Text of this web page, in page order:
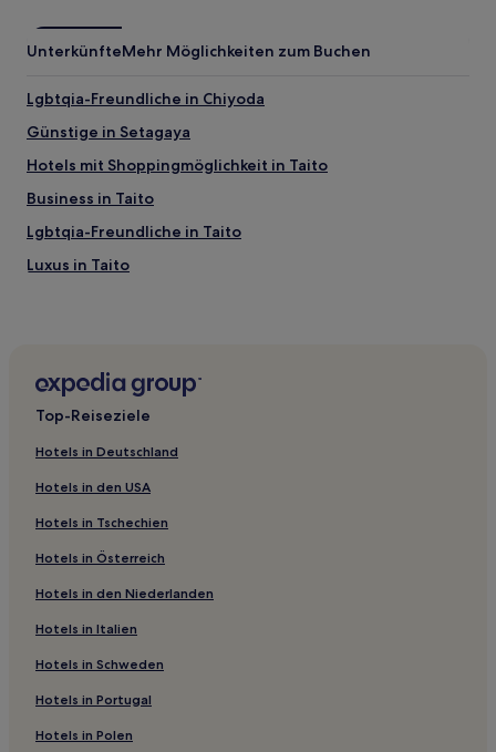
UnterkünfteMehr Möglichkeiten zum Buchen
Lgbtqia-Freundliche in Chiyoda
Günstige in Setagaya
Hotels mit Shoppingmöglichkeit in Taito
Business in Taito
Lgbtqia-Freundliche in Taito
Luxus in Taito
Günstige in Asakusabashi
Familien nahe Odaiba Beach Park
Hotels mit inbegriffenem Frühstück nahe Odaiba Beach
Park
Haustierfreundliche nahe Odaiba Beach Park
Familien in Tokio
Top-Reiseziele
Hotels in Deutschland
Hotels in den USA
Hotels in Tschechien
Hotels in Österreich
Hotels in den Niederlanden
Hotels in Italien
Hotels in Schweden
Hotels in Portugal
Hotels in Polen